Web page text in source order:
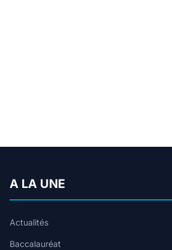
A LA UNE
Actualités
Baccalauréat